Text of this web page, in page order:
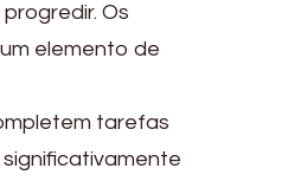
Os
elemento de
tarefas